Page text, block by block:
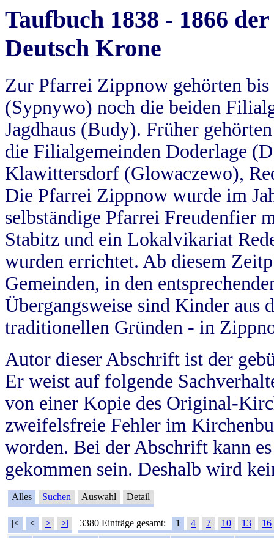
Taufbuch 1838 - 1866
Deutsch Krone
Zur Pfarrei Zippnow gehörten
(Sypnywo) noch die beiden
Jagdhaus (Budy). Früher
die Filialgemeinden Doderlage
Klawittersdorf (Glowaczewo),
Die Pfarrei Zippnow wurde im
selbständige Pfarrei Freudenfier
Stabitz und ein Lokalvikariat
wurden errichtet. Ab diesem
Gemeinden, in den
Übergangsweise sind Kinder aus
traditionellen Gründen - in
Autor dieser Abschrift ist der
Er weist auf folgende
von einer Kopie des Original-
zweifelsfreie Fehler im
worden. Bei der Abschrift kann
gekommen sein. Deshalb wird
Alles Suchen Auswahl Detail
|< < > >| 3380 Einträge gesamt: 1 4 7 10 13
16